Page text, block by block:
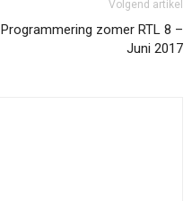
Volgend artikel
Programmering zomer RTL 8 –
Juni 2017